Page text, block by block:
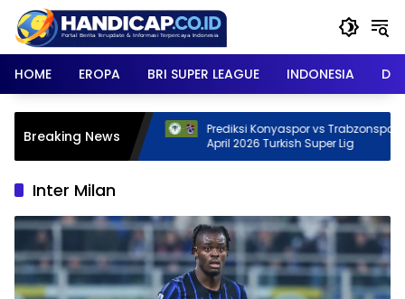
content
HOME
EROPA BRI SUPER LEAGUE INDONESIA
Breaking News
2026
Prediksi Konyaspor vs Trabzonspor, 28
April 2026 Turkish Super Lig
Inter Milan